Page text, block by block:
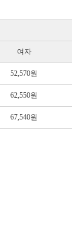
여자
52,570원
62,550원
67,540원